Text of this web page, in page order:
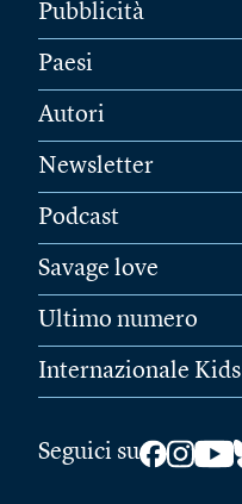
Pubblicità
Paesi
Autori
Newsletter
Podcast
Savage love
Ultimo numero
Internazionale Kids
Seguici su